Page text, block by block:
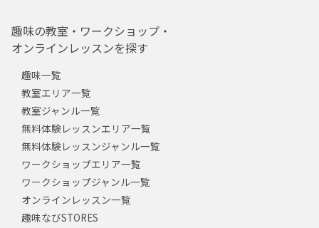
趣味の教室・ワークショップ・
オンラインレッスンを探す
趣味一覧
教室エリア一覧
教室ジャンル一覧
無料体験レッスンエリア一覧
無料体験レッスンジャンル一覧
ワークショップエリア一覧
ワークショップジャンル一覧
オンラインレッスン一覧
趣味なびSTORES